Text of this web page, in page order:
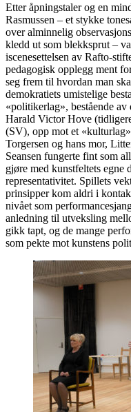
Etter åpningstaler og en
Rasmussen – et stykke
over alminnelig
kledd ut som blekksprut –
iscenesettelsen av Rafto-
pedagogisk opplegg ment
seg frem til hvordan man
demokratiets umistelige
«politikerlag», bestående
Harald Victor Hove
(SV), opp mot et
Torgersen og hans mor,
Seansen fungerte fint som
gjøre med kunstfeltets egne
representativitet. Spillets
prinsipper kom aldri i
nivået som
anledning til utveksling
gikk tapt, og de mange
som pekte mot kunstens